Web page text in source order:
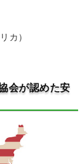
カ）
会が認めた安